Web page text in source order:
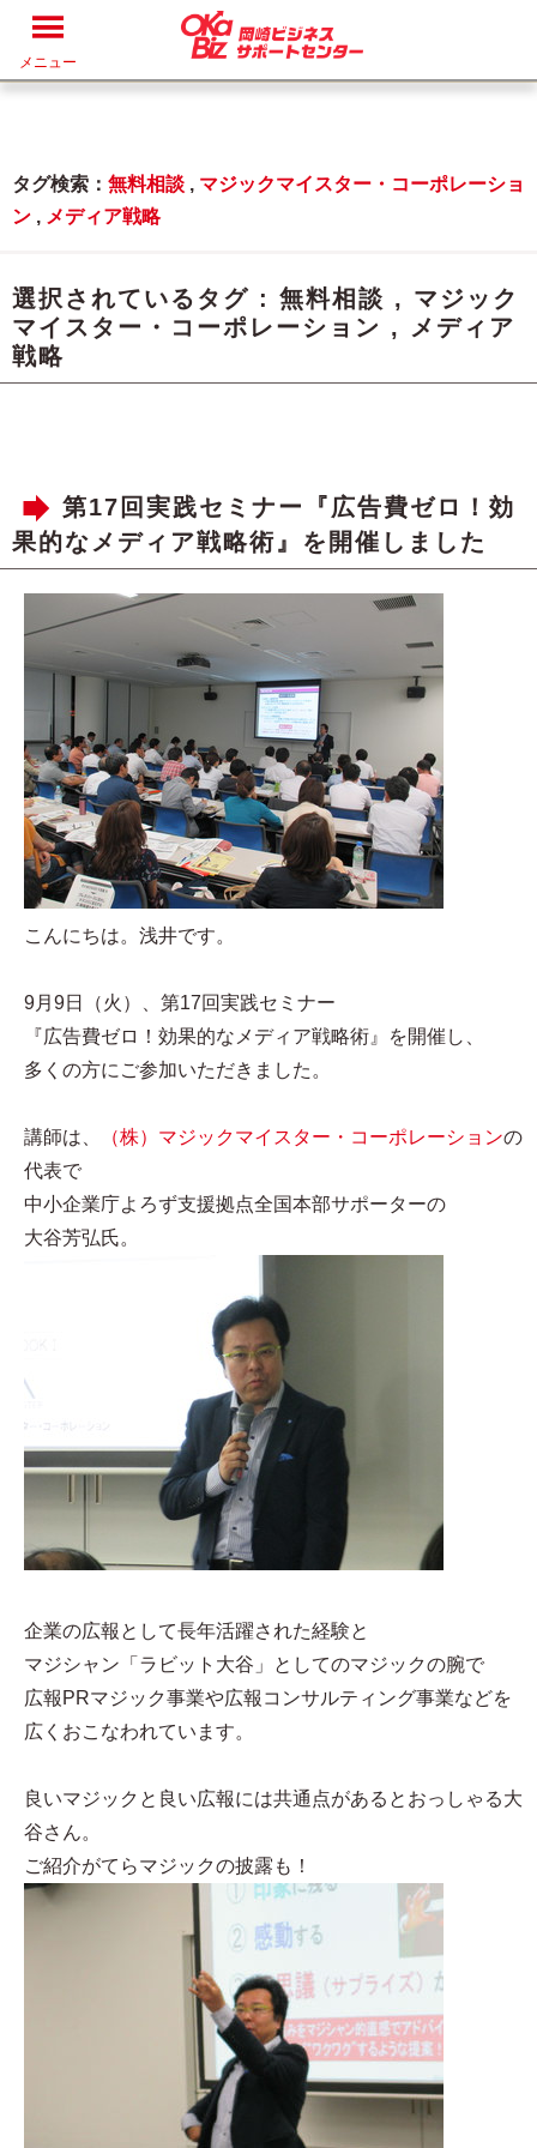
メニュー
タグ検索： 無料相談 , マジックマイスター・コーポレーショ
ン , メディア戦略
選択されているタグ : 無料相談 , マジック
マイスター・コーポレーション ,
メディア
戦略
第17回実践セミナー『広告費ゼロ！効
果的なメディア戦略術』を開催しました
こんにちは。浅井です。
9月9日（火）、第17回実践セミナー
『広告費ゼロ！効果的なメディア戦略術』を開催し、
多くの方にご参加いただきました。
講師は、 （株）マジックマイスター・コーポレーションの
代表で
中小企業庁よろず支援拠点全国本部サポーターの
大谷芳弘氏。
企業の広報として長年活躍された経験と
マジシャン「ラビット大谷」としてのマジックの腕で
広報PRマジック事業や広報コンサルティング事業などを
広くおこなわれています。
良いマジックと良い広報には共通点があるとおっしゃる大
谷さん。
ご紹介がてらマジックの披露も！